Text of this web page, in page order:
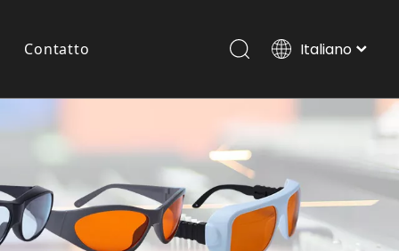
Contatto Italiano
Español
Pусский
العربية
English